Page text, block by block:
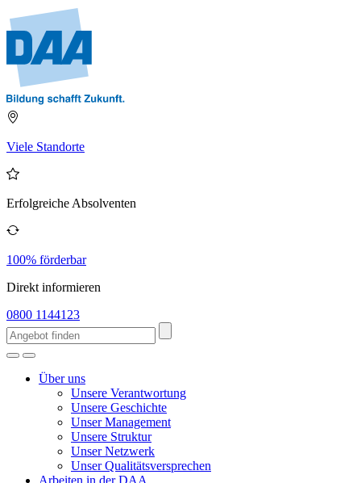
Viele Standorte
Erfolgreiche Absolventen
100% förderbar
Direkt informieren
0800 1144123
Über uns
Unsere Verantwortung
Unsere Geschichte
Unser Management
Unsere Struktur
Unser Netzwerk
Unser Qualitätsversprechen
Arbeiten in der DAA